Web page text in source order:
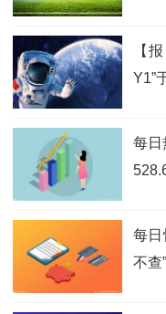
【
Y1”
每日
每日
不查